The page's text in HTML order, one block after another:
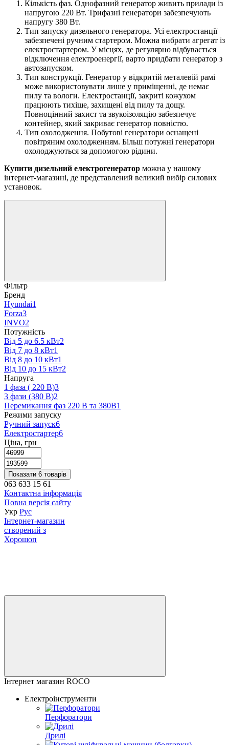
Кількість фаз. Однофазний генератор живить прилади із
напругою 220 Вт. Трифазні генератори забезпечують
напругу 380 Вт.
Тип запуску дизельного генератора. Усі електростанції
забезпечені ручним стартером. Можна вибрати агрегат із
електростартером. У місцях, де регулярно відбувається
відключення електроенергії, варто придбати генератор з
автозапуском.
Тип конструкції. Генератор у відкритій металевій рамі
може використовувати лише у приміщенні, де немає
пилу та вологи. Електростанції, закриті кожухом
працюють тихіше, захищені від пилу та дощу.
Повноцінний захист та звукоізоляцію забезпечує
контейнер, який закриває генератор повністю.
Тип охолодження. Побутові генератори оснащені
повітряним охолодженням. Більш потужні генератори
охолоджуються за допомогою рідини.
Купити дизельний електрогенератор можна у нашому
інтернет-магазині, де представлений великий вибір силових
установок.
Фільтр
Бренд
Hyundai1
Forza3
INVO2
Потужність
Від 5 до 6.5 кВт2
Від 7 до 8 кВт1
Від 8 до 10 кВт1
Від 10 до 15 кВт2
Напруга
1 фаза ( 220 В)3
3 фази (380 В)2
Перемикання фаз 220 В та 380В1
Режими запуску
Ручний запуск6
Електростартер6
Ціна, грн
Показати 6 товарів
063 633 15 61
Контактна інформація
Повна версія сайту
Укр Рус
Інтернет-магазин
створений з
Хорошоп
Інтернет магазин ROCO
Електроінструменти
Перфоратори
Дрилі